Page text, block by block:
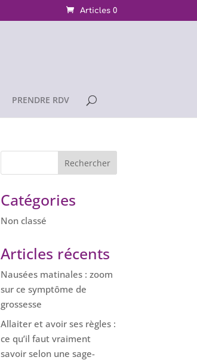
Articles 0
PRENDRE RDV
Catégories
Non classé
Articles récents
Nausées matinales : zoom
sur ce symptôme de
grossesse
Allaiter et avoir ses règles :
ce qu’il faut vraiment
savoir selon une sage-